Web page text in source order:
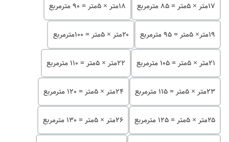
۱۷متر × 5متر = 85 مترمربع ۱۸متر × 5متر = 90 مترمربع
۱۹متر× 5متر = 95 مترمربع ۲۰متر × 5متر = 100مترمربع
۲۱متر × 5متر = 105 مترمربع ۲۲متر × 5متر = 110 مترمربع
۲۳متر × 5متر = 115 مترمربع ۲۴متر × 5متر = 120 مترمربع
۲۵متر × 5متر = 125 مترمربع ۲۶متر × 5متر = 130 مترمربع